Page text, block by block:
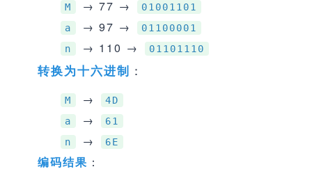
M → 77 →
01001101
a
→ 97 →
01100001
n
→ 110 → 01101110
转换为十六进制 ：
M →
4D
a
→
61
n
→ 6E
编码结果 ：